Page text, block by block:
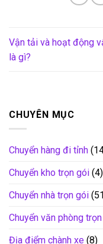
Vận tải và hoạt động
là gì?
CHUYÊN MỤC
Chuyển hàng đi tỉnh
Chuyển kho trọn gói (4)
Chuyển nhà trọn gói
Chuyển văn phòng
Địa điểm chành xe (8)